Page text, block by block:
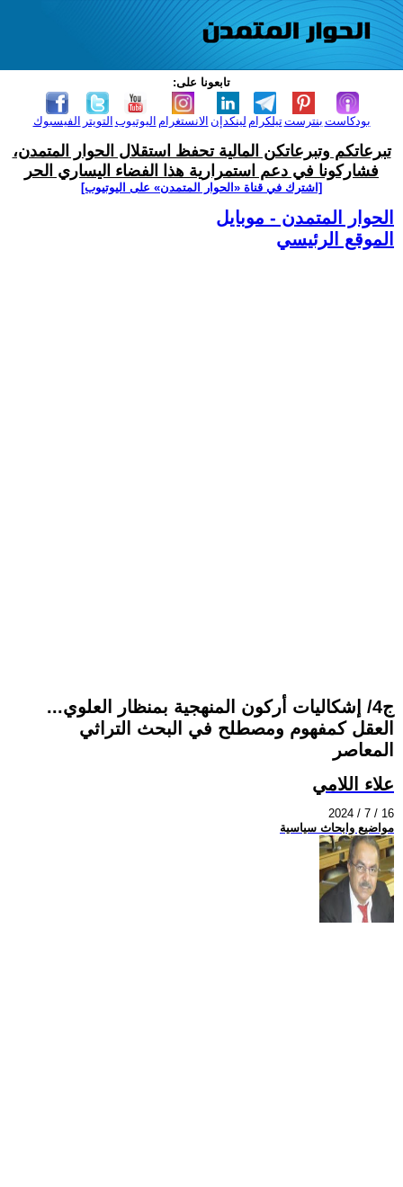
تابعونا على:
الفيسبوك التويتر اليوتيوب الانستغرام لينكدإن تيلكرامبنترست بودكاست
تبرعاتكم وتبرعاتكن المالية تحفظ استقلال الحوار المتمدن،
فشاركونا في دعم استمرارية هذا الفضاء اليساري الحر
[اشترك في قناة ‫«الحوار المتمدن» على اليوتيوب]
الحوار المتمدن - موبايل
الموقع الرئيسي
ج4/ إشكاليات أركون المنهجية بمنظار العلوي...
العقل كمفهوم ومصطلح في البحث التراثي
المعاصر
علاء اللامي
2024 / 7 / 16
مواضيع وابحاث سياسية